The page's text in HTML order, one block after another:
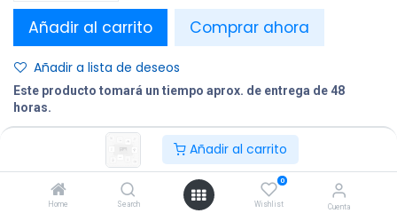
Añadir al carrito
Home Search
0
Wishlist Cuenta
Añadir al carrito Comprar ahora
Añadir a lista de deseos
Este producto tomará un tiempo aprox. de entrega de 48
horas.
Terminos y condiciones: